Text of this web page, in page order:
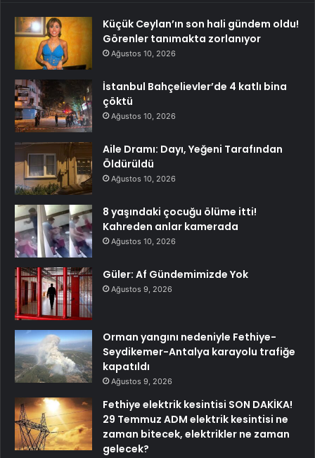
Küçük Ceylan’ın son hali gündem oldu!
Görenler tanımakta zorlanıyor
Ağustos 10, 2026
İstanbul Bahçelievler’de 4 katlı bina
çöktü
Ağustos 10, 2026
Aile Dramı: Dayı, Yeğeni Tarafından
Öldürüldü
Ağustos 10, 2026
8 yaşındaki çocuğu ölüme itti!
Kahreden anlar kamerada
Ağustos 10, 2026
Güler: Af Gündemimizde Yok
Ağustos 9, 2026
Orman yangını nedeniyle Fethiye-
Seydikemer-Antalya karayolu trafiğe
kapatıldı
Ağustos 9, 2026
Fethiye elektrik kesintisi SON DAKİKA!
29 Temmuz ADM elektrik kesintisi ne
zaman bitecek, elektrikler ne zaman
gelecek?